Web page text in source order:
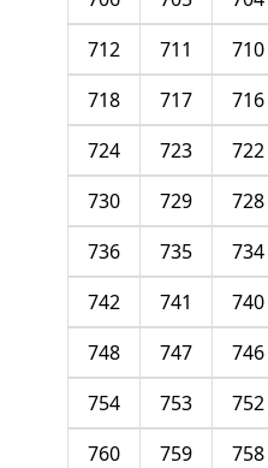
710
711
712
716
717
718
722
723
724
728
729
730
734
735
736
740
741
742
746
747
748
752
753
754
758
759
760